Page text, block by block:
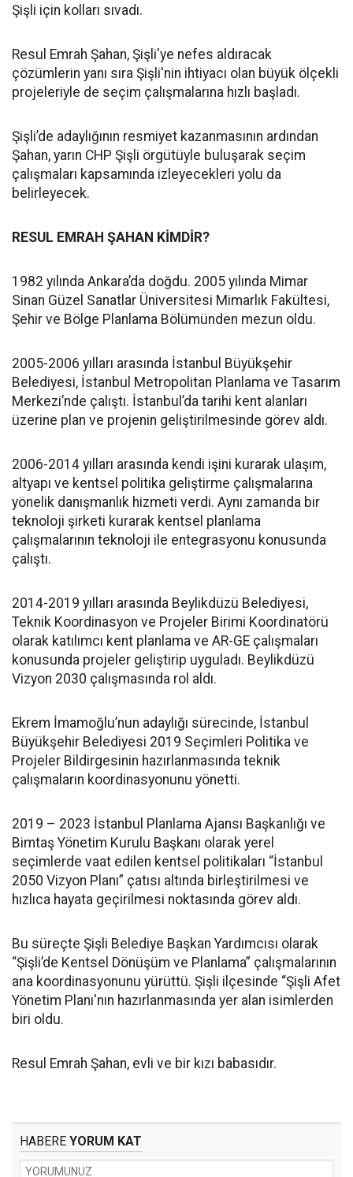
Şişli için kolları sıvadı.
Resul Emrah Şahan, Şişli'ye nefes aldıracak
çözümlerin yanı sıra Şişli'nin ihtiyacı olan büyük ölçekli
projeleriyle de seçim çalışmalarına hızlı başladı.
Şişli’de adaylığının resmiyet kazanmasının ardından
Şahan, yarın CHP Şişli örgütüyle buluşarak seçim
çalışmaları kapsamında izleyecekleri yolu da
belirleyecek.
RESUL EMRAH ŞAHAN KİMDİR?
1982 yılında Ankara’da doğdu. 2005 yılında Mimar
Sinan Güzel Sanatlar Üniversitesi Mimarlık Fakültesi,
Şehir ve Bölge Planlama Bölümünden mezun oldu.
2005-2006 yılları arasında İstanbul Büyükşehir
Belediyesi, İstanbul Metropolitan Planlama ve Tasarım
Merkezi’nde çalıştı. İstanbul’da tarihi kent alanları
üzerine plan ve projenin geliştirilmesinde görev aldı.
2006-2014 yılları arasında kendi işini kurarak ulaşım,
altyapı ve kentsel politika geliştirme çalışmalarına
yönelik danışmanlık hizmeti verdi. Aynı zamanda bir
teknoloji şirketi kurarak kentsel planlama
çalışmalarının teknoloji ile entegrasyonu konusunda
çalıştı.
2014-2019 yılları arasında Beylikdüzü Belediyesi,
Teknik Koordinasyon ve Projeler Birimi Koordinatörü
olarak katılımcı kent planlama ve AR-GE çalışmaları
konusunda projeler geliştirip uyguladı. Beylikdüzü
Vizyon 2030 çalışmasında rol aldı.
Ekrem İmamoğlu’nun adaylığı sürecinde, İstanbul
Büyükşehir Belediyesi 2019 Seçimleri Politika ve
Projeler Bildirgesinin hazırlanmasında teknik
çalışmaların koordinasyonunu yönetti.
2019 – 2023 İstanbul Planlama Ajansı Başkanlığı ve
Bimtaş Yönetim Kurulu Başkanı olarak yerel
seçimlerde vaat edilen kentsel politikaları “İstanbul
2050 Vizyon Planı” çatısı altında birleştirilmesi ve
hızlıca hayata geçirilmesi noktasında görev aldı.
Bu süreçte Şişli Belediye Başkan Yardımcısı olarak
“Şişli’de Kentsel Dönüşüm ve Planlama” çalışmalarının
ana koordinasyonunu yürüttü. Şişli ilçesinde “Şişli Afet
Yönetim Planı'nın hazırlanmasında yer alan isimlerden
biri oldu.
Resul Emrah Şahan, evli ve bir kızı babasıdır.
HABERE YORUM KAT